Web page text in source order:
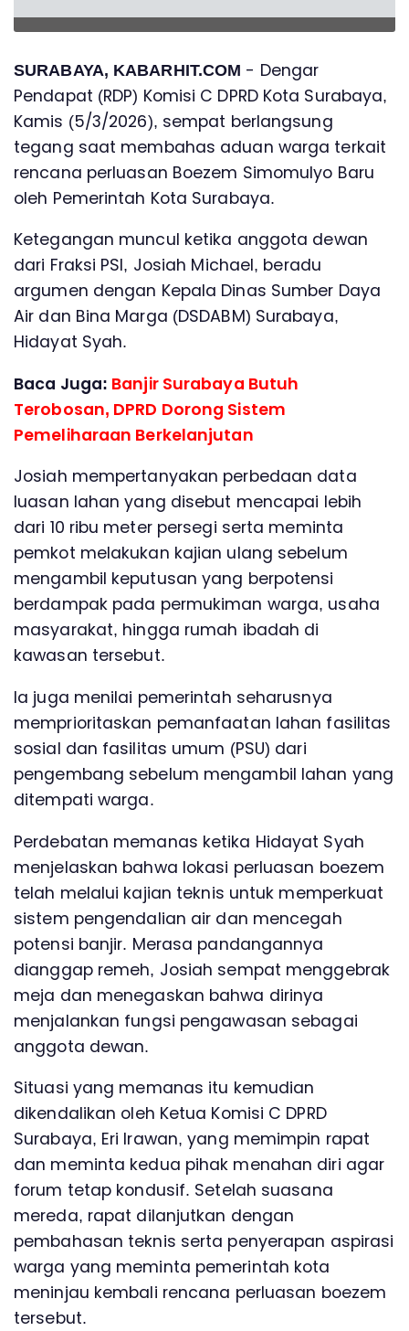
SURABAYA, KABARHIT.COM - Dengar
Pendapat (RDP) Komisi C DPRD Kota Surabaya,
Kamis (5/3/2026), sempat berlangsung
tegang saat membahas aduan warga terkait
rencana perluasan Boezem Simomulyo Baru
oleh Pemerintah Kota Surabaya.
Ketegangan muncul ketika anggota dewan
dari Fraksi PSI, Josiah Michael, beradu
argumen dengan Kepala Dinas Sumber Daya
Air dan Bina Marga (DSDABM) Surabaya,
Hidayat Syah.
Baca Juga: Banjir Surabaya Butuh
Terobosan, DPRD Dorong Sistem
Pemeliharaan Berkelanjutan
Josiah mempertanyakan perbedaan data
luasan lahan yang disebut mencapai lebih
dari 10 ribu meter persegi serta meminta
pemkot melakukan kajian ulang sebelum
mengambil keputusan yang berpotensi
berdampak pada permukiman warga, usaha
masyarakat, hingga rumah ibadah di
kawasan tersebut.
Ia juga menilai pemerintah seharusnya
memprioritaskan pemanfaatan lahan fasilitas
sosial dan fasilitas umum (PSU) dari
pengembang sebelum mengambil lahan yang
ditempati warga.
Perdebatan memanas ketika Hidayat Syah
menjelaskan bahwa lokasi perluasan boezem
telah melalui kajian teknis untuk memperkuat
sistem pengendalian air dan mencegah
potensi banjir. Merasa pandangannya
dianggap remeh, Josiah sempat menggebrak
meja dan menegaskan bahwa dirinya
menjalankan fungsi pengawasan sebagai
anggota dewan.
Situasi yang memanas itu kemudian
dikendalikan oleh Ketua Komisi C DPRD
Surabaya, Eri Irawan, yang memimpin rapat
dan meminta kedua pihak menahan diri agar
forum tetap kondusif. Setelah suasana
mereda, rapat dilanjutkan dengan
pembahasan teknis serta penyerapan aspirasi
warga yang meminta pemerintah kota
meninjau kembali rencana perluasan boezem
tersebut.